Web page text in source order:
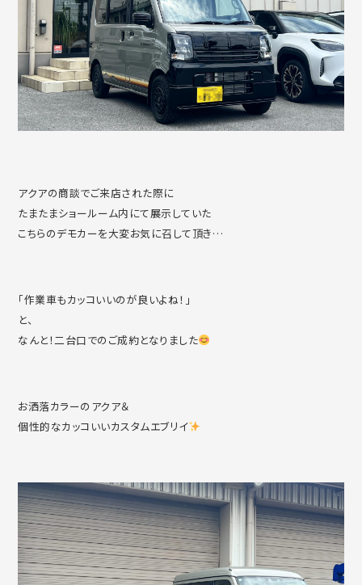
アクアの商談でご来店された際に
たまたまショールーム内にて展示していた
こちらのデモカーを大変お気に召して頂き…
「作業車もカッコいいのが良いよね！」
と、
なんと！二台口でのご成約となりました
お洒落カラーのアクア＆
個性的なカッコいいカスタムエブリイ